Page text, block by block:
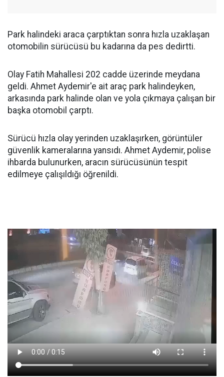
Park halindeki araca çarptıktan sonra hızla uzaklaşan
otomobilin sürücüsü bu kadarına da pes dedirtti.
Olay Fatih Mahallesi 202 cadde üzerinde meydana
geldi. Ahmet Aydemir'e ait araç park halindeyken,
arkasında park halinde olan ve yola çıkmaya çalışan bir
başka otomobil çarptı.
Sürücü hızla olay yerinden uzaklaşırken, görüntüler
güvenlik kameralarına yansıdı. Ahmet Aydemir, polise
ihbarda bulunurken, aracın sürücüsünün tespit
edilmeye çalışıldığı öğrenildi.